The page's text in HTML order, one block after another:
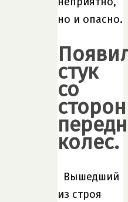
но и опасно.
стук
со
колес.
Вышедший
из строя